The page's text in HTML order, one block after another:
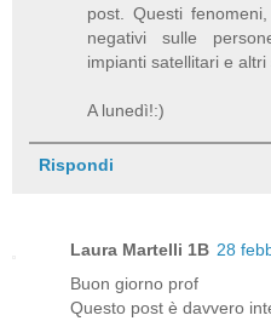
post. Questi
negativi sulle
impianti satellitari e
A lunedì!:)
Rispondi
Laura Martelli 1B 28
Buon giorno prof
Questo post è davvero